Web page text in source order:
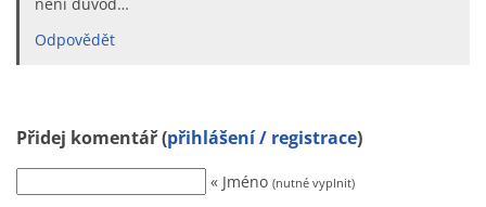
Odpovědět
Přidej komentář (přihlášení / registrace)
« Jméno (nutné vyplnit)